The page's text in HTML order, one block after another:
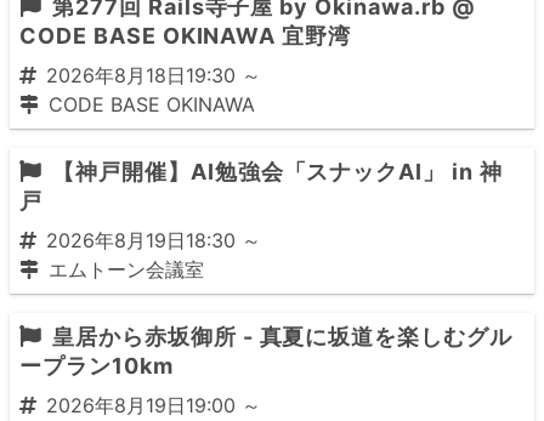
第277回 Rails寺子屋 by Okinawa.rb @
CODE BASE OKINAWA 宜野湾
2026年8月18日19:30 ～
CODE BASE OKINAWA
【神戸開催】AI勉強会「スナックAI」 in 神
戸
2026年8月19日18:30 ～
エムトーン会議室
皇居から赤坂御所 - 真夏に坂道を楽しむグル
ープラン10km
2026年8月19日19:00 ～